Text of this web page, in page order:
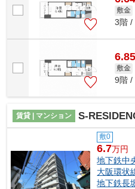
敷金
3階 /
敷金
9階 /
賃貸 | マンション S-
敷0
6.7万円
地下鉄中
大阪環状
地下鉄長